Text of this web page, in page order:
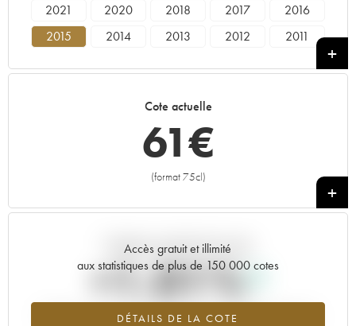
2021 2020 2018 2017
2016
2015
2014 2013 2012
2011
1998
Cote actuelle
61€
(format 75cl)
+
Accès gratuit et illimité
aux statistiques de plus de 150 000 cotes
DÉTAILS DE LA COTE
Tendance actuelle de la cote
+1.01%
Tendance à la hausse du millésime 2015 en 2026 par rapport à